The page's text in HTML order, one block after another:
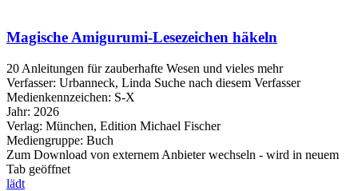
Magische Amigurumi-Lesezeichen häkeln
20 Anleitungen für zauberhafte Wesen und vieles mehr
Verfasser: Urbanneck, Linda Suche nach diesem Verfasser
Medienkennzeichen: S-X
Jahr: 2026
Verlag: München, Edition Michael Fischer
Mediengruppe: Buch
Zum Download von externem Anbieter wechseln - wird in neuem
Tab geöffnet
lädt